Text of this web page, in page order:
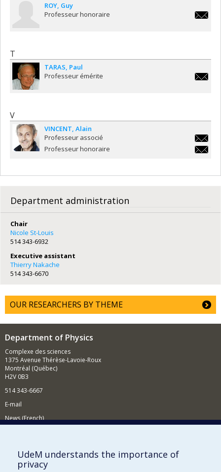
ROY Guy
Professeur honoraire
T
TARAS Paul
Professeur émérite
V
VINCENT Alain
Professeur associé
Professeur honoraire
Department administration
Chair
Nicole St-Louis
514 343-6932
Executive assistant
Thierry Nakache
514 343-6670
OUR RESEARCHERS BY THEME
Department of Physics
Complexe des sciences
1375 Avenue Thérèse-Lavoie-Roux
Montréal (Québec)
H2V 0B3
514 343-6667
E-mail
News (French)
Supporting the Department
NEED HELP?
UdeM understands the importance of
privacy